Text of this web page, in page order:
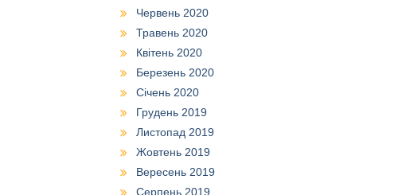
Червень 2020
Травень 2020
Квітень 2020
Березень 2020
Січень 2020
Грудень 2019
Листопад 2019
Жовтень 2019
Вересень 2019
Серпень 2019